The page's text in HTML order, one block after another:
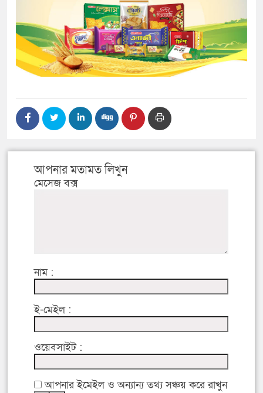
আপনার মতামত লিখুন
মেসেজ বক্স
নাম :
ই-মেইল :
ওয়েবসাইট :
আপনার ইমেইল ও অন্যান্য তথ্য সঞ্চয় করে রাখুন